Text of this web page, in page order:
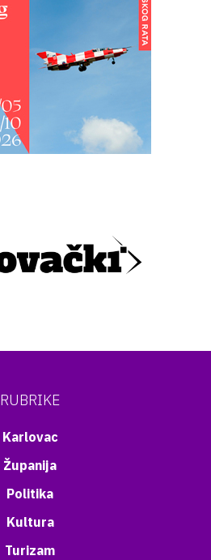
RUBRIKE
Karlovac
Županija
Politika
Kultura
Turizam